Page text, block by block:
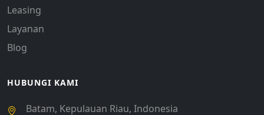
Leasing
Layanan
Blog
HUBUNGI KAMI
Batam, Kepulauan Riau, Indonesia